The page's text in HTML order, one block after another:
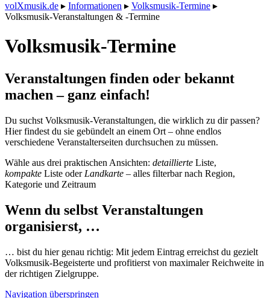
volXmusik.de ▸ Informationen ▸ Volksmusik-Termine ▸
Volksmusik-Veranstaltungen & -Termine
Volksmusik-Termine
Veranstaltungen finden oder bekannt
machen – ganz einfach!
Du suchst Volksmusik-Veranstaltungen, die wirklich zu dir passen?
Hier findest du sie gebündelt an einem Ort – ohne endlos
verschiedene Veranstalterseiten durchsuchen zu müssen.
Wähle aus drei praktischen Ansichten: detaillierte Liste,
kompakte Liste oder Landkarte – alles filterbar nach Region,
Kategorie und Zeitraum
Wenn du selbst Veranstaltungen
organisierst, …
… bist du hier genau richtig: Mit jedem Eintrag erreichst du gezielt
Volksmusik-Begeisterte und profitierst von maximaler Reichweite in
der richtigen Zielgruppe.
Navigation überspringen